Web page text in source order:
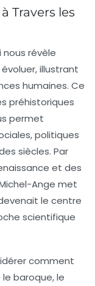
Travers les
nous révèle
illustrant
humaines. Ce
préhistoriques
permet
,politiques
siècles. Par
et des
Ange met
le centre
scientifique
comment
le baroque, le